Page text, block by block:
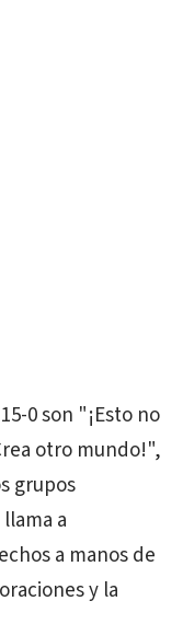
0 son "¡Esto no
otro mundo!",
grupos
a
a manos de
y la